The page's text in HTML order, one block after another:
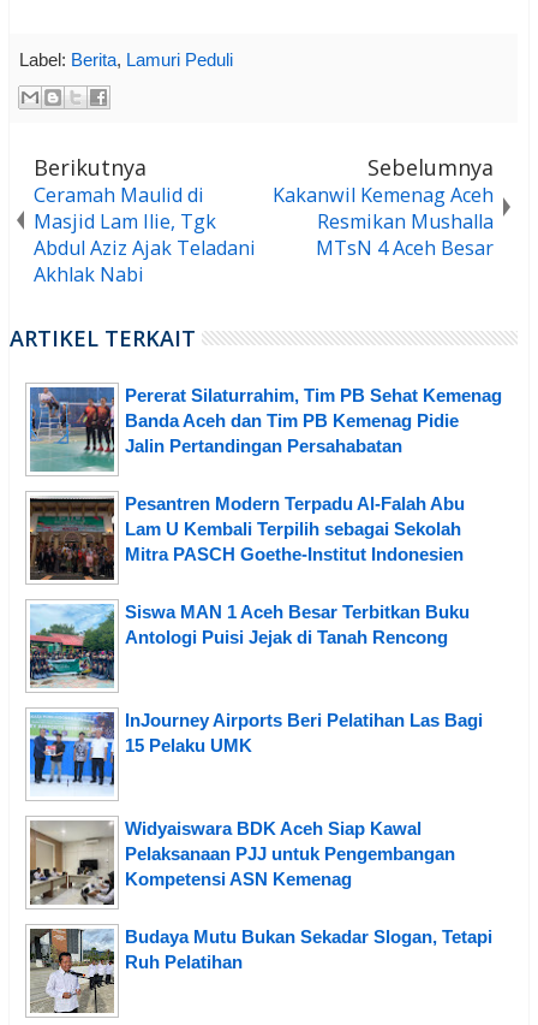
Label: Berita, Lamuri Peduli
Berikutnya
Ceramah Maulid di
Masjid Lam Ilie, Tgk
Abdul Aziz Ajak Teladani
Akhlak Nabi
Sebelumnya
Kakanwil Kemenag Aceh
Resmikan Mushalla
MTsN 4 Aceh Besar
ARTIKEL TERKAIT
Pererat Silaturrahim, Tim PB Sehat Kemenag
Banda Aceh dan Tim PB Kemenag Pidie
Jalin Pertandingan Persahabatan
Pesantren Modern Terpadu Al-Falah Abu
Lam U Kembali Terpilih sebagai Sekolah
Mitra PASCH Goethe-Institut Indonesien
Siswa MAN 1 Aceh Besar Terbitkan Buku
Antologi Puisi Jejak di Tanah Rencong
InJourney Airports Beri Pelatihan Las Bagi
15 Pelaku UMK
Widyaiswara BDK Aceh Siap Kawal
Pelaksanaan PJJ untuk Pengembangan
Kompetensi ASN Kemenag
Budaya Mutu Bukan Sekadar Slogan, Tetapi
Ruh Pelatihan